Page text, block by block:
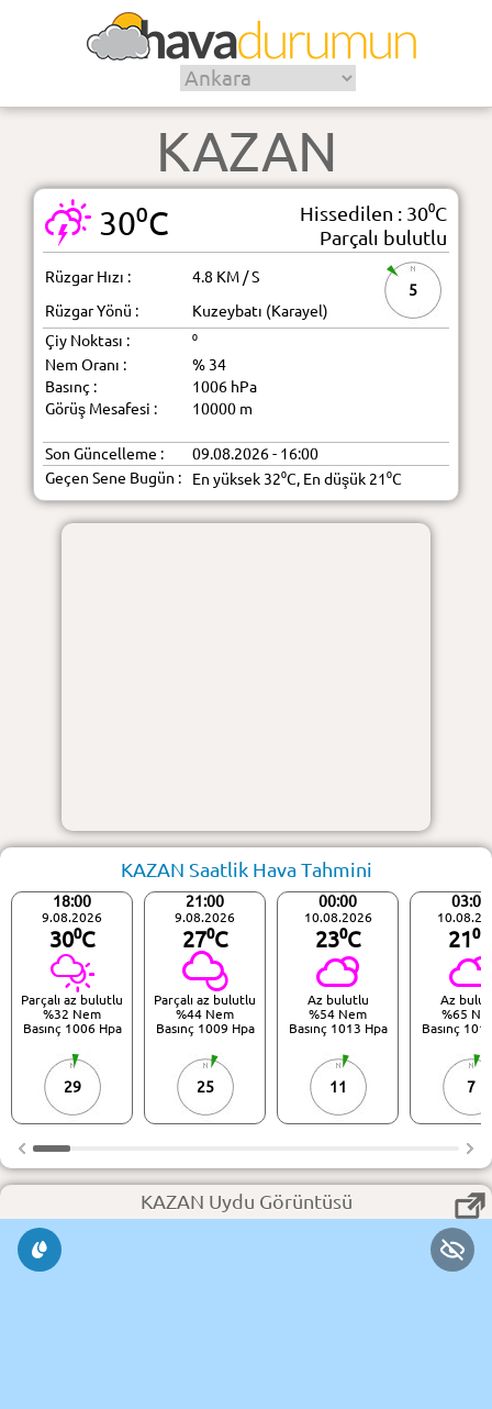
KAZAN
30⁰C
Hissedilen : 30⁰C
Parçalı bulutlu
Rüzgar Hızı : 4.8 KM / S
5
Rüzgar Yönü :
Kuzeybatı (Karayel)
Çiy Noktası :
⁰
Nem Oranı :
% 34
Basınç :
1006 hPa
Görüş Mesafesi :
10000 m
Son Güncelleme :
09.08.2026 - 16:00
Geçen Sene Bugün :
En yüksek 32⁰C, En düşük 21⁰C
KAZAN Saatlik Hava Tahmini
18:00
9.08.2026
30⁰C
Parçalı az bulutlu
%32 Nem
Basınç 1006 Hpa
29
21:00
9.08.2026
27⁰C
Parçalı az bulutlu
%44 Nem
Basınç 1009 Hpa
25
00:00
10.08.2026
23⁰C
Az bulutlu
%54 Nem
Basınç 1013 Hpa
11
03:00
21⁰C
Az
%65
Basınç
7
KAZAN Uydu Görüntüsü